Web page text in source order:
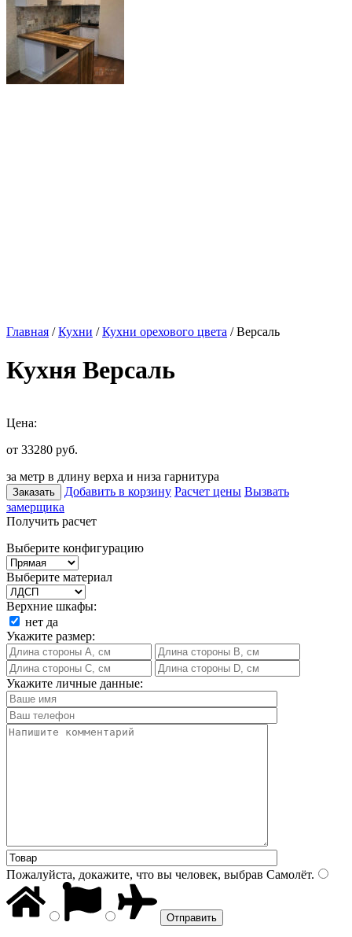
Главная /Кухни /Кухни орехового цвета / Версаль
Кухня Версаль
Цена:
от 33280 руб.
за метр в длину верха и низа гарнитура
Заказать Добавить в корзину Расчет цены Вызвать
замерщика
Получить расчет
Выберите конфигурацию
Выберите материал
Верхние шкафы:
нет да
Укажите размер:
Укажите личные данные:
Пожалуйста, докажите, что вы человек, выбрав Самолёт.